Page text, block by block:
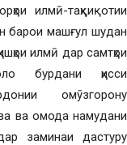
илмӣ-таҳқиқотии
барои машғул шудан
илмӣ дар самтҳои
бурдани ҳисси
омӯзгорону
ва омода намудани
заминаи дастуру